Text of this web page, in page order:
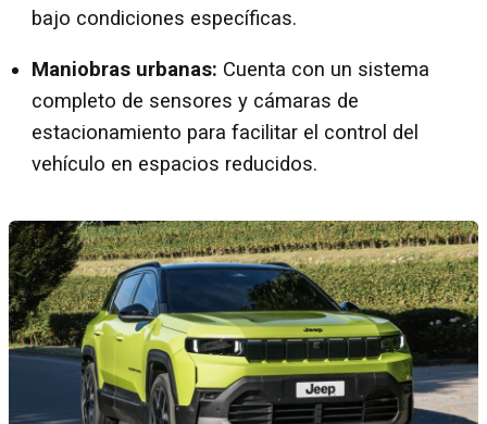
bajo condiciones específicas.
Maniobras urbanas: Cuenta con un sistema
completo de sensores y cámaras de
estacionamiento para facilitar el control del
vehículo en espacios reducidos.